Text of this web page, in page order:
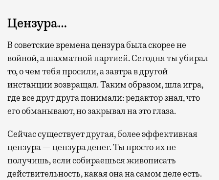
Цензура…
В советские времена цензура была скорее не
войной, а шахматной партией. Сегодня ты убирал
то, о чем тебя просили, а завтра в другой
инстанции возвращал. Таким образом, шла игра,
где все друг друга понимали: редактор знал, что
его обманывают, но закрывал на это глаза.
Сейчас существует другая, более эффективная
цензура — цензура денег. Ты просто их не
получишь, если собираешься живописать
действительность, какая она на самом деле есть.